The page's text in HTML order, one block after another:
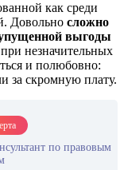
как среди
Довольно сложно
выгоды
незначительных
и полюбовно:
за скромную плату.
по правовым